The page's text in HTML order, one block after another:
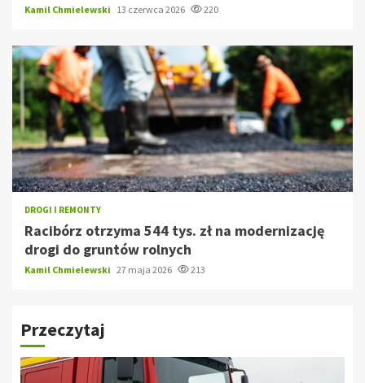
Kamil Chmielewski 13 czerwca 2026 220
DROGI I REMONTY
Racibórz otrzyma 544 tys. zł na modernizację
drogi do gruntów rolnych
Kamil Chmielewski 27 maja 2026 213
Przeczytaj